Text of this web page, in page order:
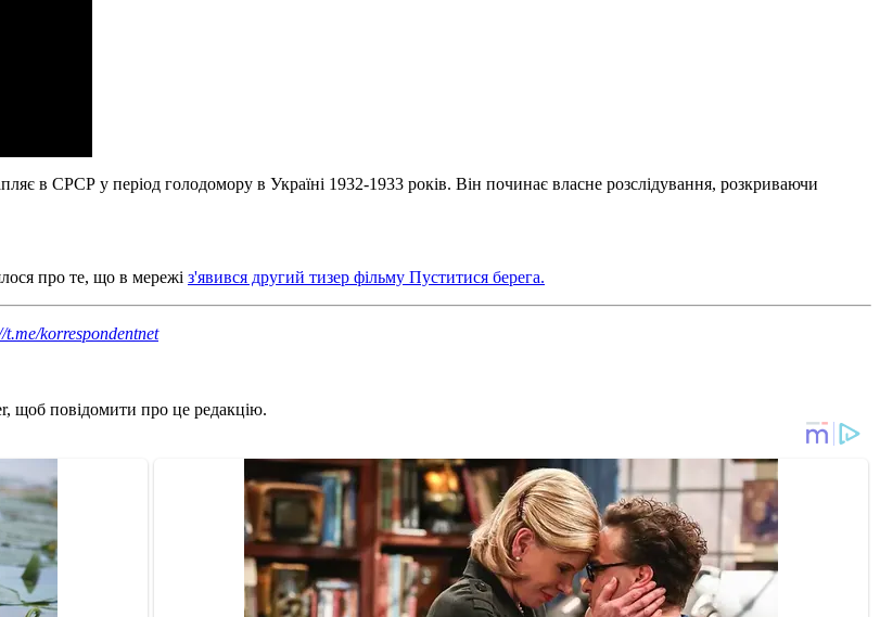
в СРСР у період голодомору в Україні 1932-1933 років. Він починає власне розслідування, розкриваючи
про те, що в мережі з'явився другий тизер фільму Пуститися берега.
t.me/korrespondentnet
щоб повідомити про це редакцію.